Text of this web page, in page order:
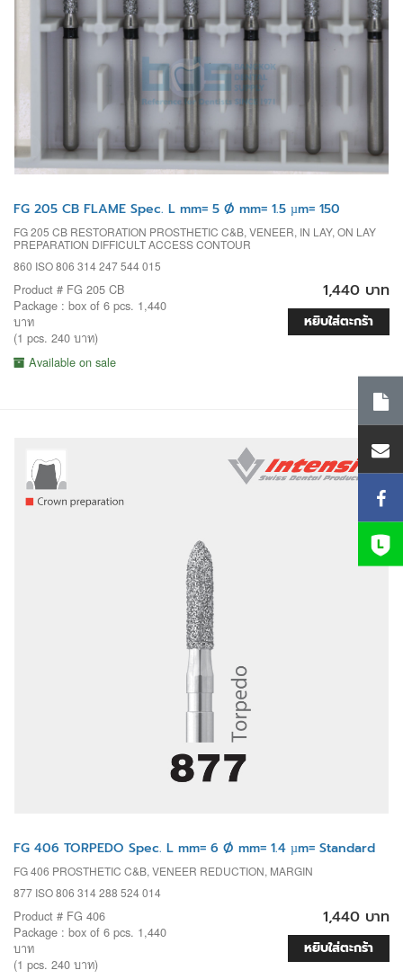
FG 205 CB FLAME Spec. L mm= 5 Ø mm= 1.5 µm= 150
FG 205 CB RESTORATION PROSTHETIC C&B, VENEER, IN LAY, ON LAY
PREPARATION DIFFICULT ACCESS CONTOUR
860 ISO 806 314 247 544 015
Product # FG 205 CB
Package : box of 6 pcs. 1,440
บาท
(1 pcs. 240 บาท)
Available on sale
1,440 บาท
หยิบใส่ตะกร้า
FG 406 TORPEDO Spec. L mm= 6 Ø mm= 1.4 µm= Standard
FG 406 PROSTHETIC C&B, VENEER REDUCTION, MARGIN
877 ISO 806 314 288 524 014
Product # FG 406
Package : box of 6 pcs. 1,440
บาท
(1 pcs. 240 บาท)
1,440 บาท
หยิบใส่ตะกร้า